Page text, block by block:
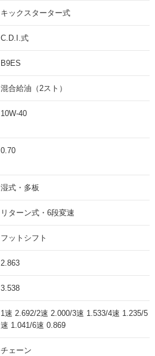
キックスターター式
C.D.I.式
B9ES
混合給油（2スト）
10W-40
0.70
湿式・多板
リターン式・6段変速
フットシフト
2.863
3.538
1速 2.692/2速 2.000/3速 1.533/4速 1.235/5
速 1.041/6速 0.869
チェーン